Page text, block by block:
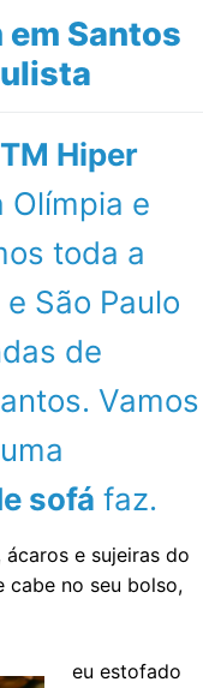
em Santos
TM Hiper
Olímpia e
toda a
São Paulo
de
Vamos
sofá faz.
e sujeiras do
cabe no seu bolso,
eu estofado